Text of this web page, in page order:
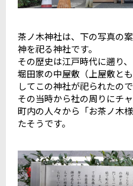
茶ノ木神社は、下の写真の
神を祀る神社です。
その歴史は江戸時代に遡り
堀田家の中屋敷（上屋敷と
してこの神社が祀られたので
その当時から社の周りにチ
町内の人々から「お茶ノ木
たそうです。